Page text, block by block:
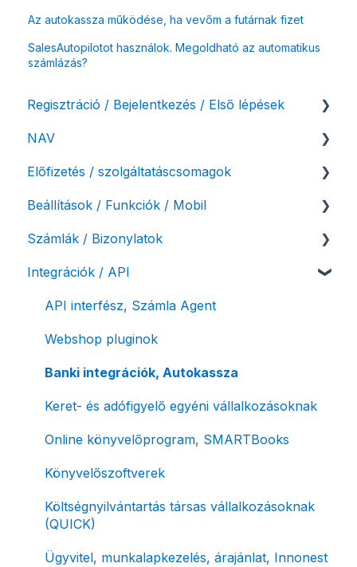
Az autokassza működése, ha vevőm a futárnak fizet
SalesAutopilotot használok. Megoldható az automatikus
számlázás?
Regisztráció / Bejelentkezés / Első lépések
Felhasználó beállításai
Számlázási fiók kezdő beállításai, első lépések
NAV
NAV online adatszolgáltatás
Adóhatósági ellenőrzés adatszolgáltatás
NAV pénztárgép feladás (PTGSZLAH)
Számlaverzum
Előfizetés / szolgáltatáscsomagok
Szolgáltatáscsomag kiválasztása
Szolgáltatáscsomag módosítása
Fiók / felhasználó törlése
Díjfizetés / díjtartozás / korlátozás
Fizetési módok
Beállítások / Funkciók / Mobil
Számlakészítés
Mobilapplikáció / MostSzámlázz
Bejövő számlák és vevői fiók
Tömeges számlagenerálás
Tömeges-, és csoportos műveletek
Megbízott számlakibocsátás / Önszámlázás
Online fizetési megoldások
Archiválás
Postai szolgáltatás
Számlák / Bizonylatok
Sztornó-, és helyesbítő számla
Díjbekérő, szállítólevél
Előlegszámla, végszámla
E-számla
Nyugta / e-nyugta
Devizás és idegen nyelvű számlázás
Számla piszkozat
Ismétlődő számlázás
Integrációk / API
API interfész, Számla Agent
Webshop pluginok
Banki integrációk, Autokassza
Keret- és adófigyelő egyéni vállalkozásoknak
Online könyvelőprogram, SMARTBooks
Könyvelőszoftverek
Költségnyilvántartás társas vállalkozásoknak
(QUICK)
Ügyvitel, munkalapkezelés, árajánlat, Innonest